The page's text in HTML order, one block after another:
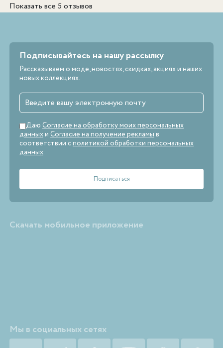
Показать все 5 отзывов
Подписывайтесь на нашу рассылку
Рассказываем о моде, новостях, скидках, акциях и наших
новых коллекциях.
Даю Согласие на обработку моих персональных
данныхи Согласие на получение рекламыв
соответствии сполитикой обработки персональных
данных.
Скачать мобильное приложение
Мы в социальных сетях